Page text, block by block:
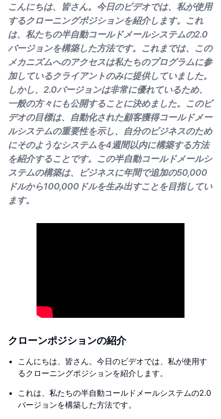
こんにちは、皆さん。今日のビデオでは、私が使用
するクローニングポジションを紹介します。これ
は、私たちの半自動コールドメールシステムの2.0
バージョンを構築した方法です。これまでは、この
メカニズムへのアクセスは私たちのプログラムに参
加しているクライアントのみに提供していました。
しかし、2.0バージョンは非常に優れているため、
一般の方々にも公開することに決めました。このビ
デオの目標は、自動化された顧客獲得コールドメー
ルシステムの重要性を示し、自分のビジネスのため
にそのようなシステムを4週間以内に構築する方法
を紹介することです。この半自動コールドメールシ
ステムの構築は、ビジネスに年間で追加の50,000
ドルから100,000ドルを生み出すことを目指してい
ます。
クローンポジションの紹介
こんにちは、皆さん。今日のビデオでは、私が使用す
るクローニングポジションを紹介します。
これは、私たちの半自動コールドメールシステムの2.0
バージョンを構築した方法です。